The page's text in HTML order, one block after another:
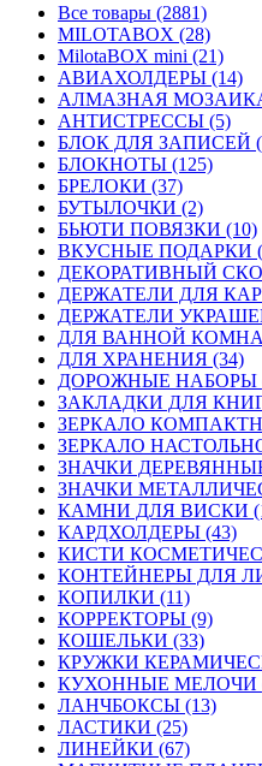
Все товары (2881)
MILOTABOX (28)
MilotaBOX mini (21)
АВИАХОЛДЕРЫ (14)
АЛМАЗНАЯ
АНТИСТРЕССЫ (5)
БЛОК ДЛЯ ЗАПИСЕЙ
БЛОКНОТЫ (125)
БРЕЛОКИ (37)
БУТЫЛОЧКИ (2)
БЬЮТИ ПОВЯЗКИ (10)
ВКУСНЫЕ ПОДАРКИ
ДЕКОРАТИВНЫЙ
ДЕРЖАТЕЛИ ДЛЯ
ДЕРЖАТЕЛИ
ДЛЯ ВАННОЙ
ДЛЯ ХРАНЕНИЯ (34)
ДОРОЖНЫЕ НАБОРЫ
ЗАКЛАДКИ ДЛЯ КНИГ
ЗЕРКАЛО
ЗЕРКАЛО
ЗНАЧКИ
ЗНАЧКИ
КАМНИ ДЛЯ ВИСКИ
КАРДХОЛДЕРЫ (43)
КИСТИ
КОНТЕЙНЕРЫ ДЛЯ
КОПИЛКИ (11)
КОРРЕКТОРЫ (9)
КОШЕЛЬКИ (33)
КРУЖКИ
КУХОННЫЕ МЕЛОЧИ
ЛАНЧБОКСЫ (13)
ЛАСТИКИ (25)
ЛИНЕЙКИ (67)